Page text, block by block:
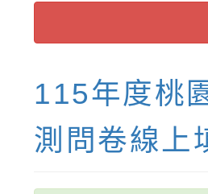
115年度桃
測問卷線上